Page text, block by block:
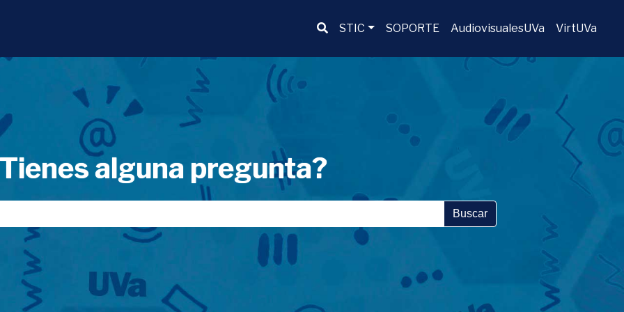
Buscador
STIC SOPORTE AudiovisualesUVa VirtUVa
alguna pregunta?
Buscar